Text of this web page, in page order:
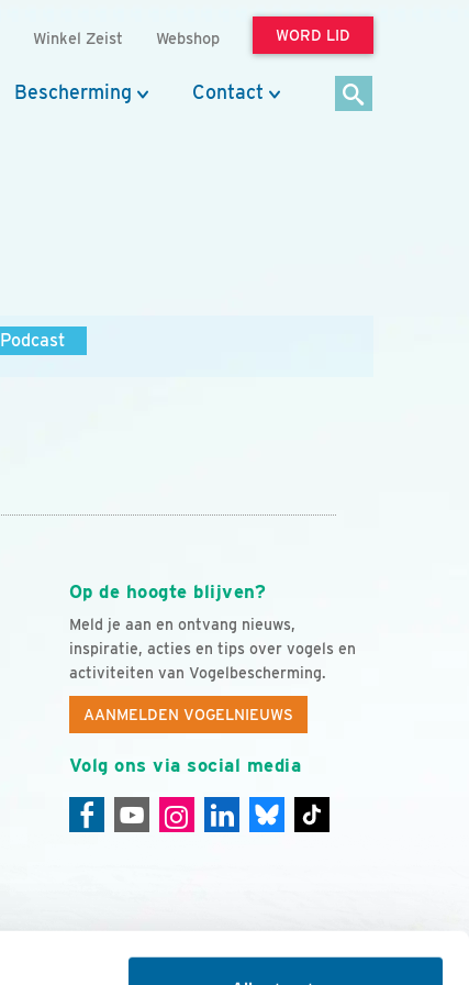
Winkel Zeist Webshop WORD LID
Bescherming Contact
Podcast
Op de hoogte blijven?
Meld je aan en ontvang nieuws,
inspiratie, acties en tips over vogels en
activiteiten van Vogelbescherming.
AANMELDEN VOGELNIEUWS
Volg ons via social media